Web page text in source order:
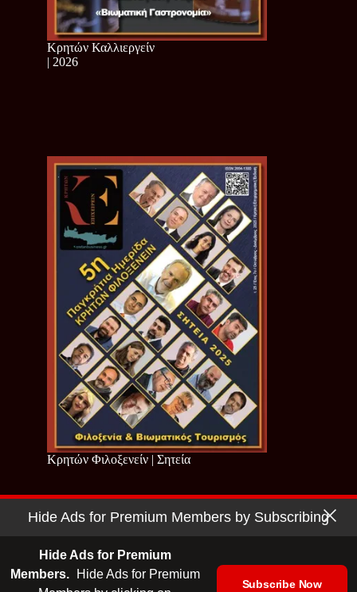
Κρητών Καλλιεργείν
| 2026
Κρητών Φιλοξενείν | Σητεία
Copyright © 2026 - Cretan Business | Κρητών Επιχειρείν
Hide Ads for Premium Members by Subscribing
Hide Ads for Premium
Members.
Hide Ads for Premium
Subscribe Now